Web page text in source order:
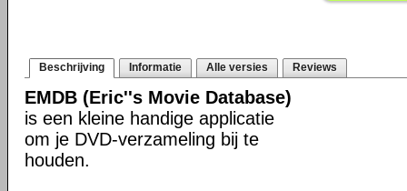
Beschrijving Informatie Alle versies Reviews
EMDB (Eric''s Movie Database)
is een kleine handige applicatie
om je DVD-verzameling bij te
houden.